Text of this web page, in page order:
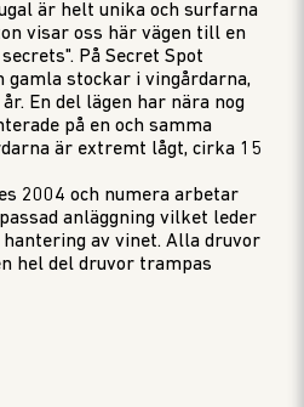
är helt unika och surfarna
visar oss här vägen till en
På Secret Spot
gamla stockar i vingårdarna,
En del lägen har nära nog
på en och samma
är extremt lågt, cirka 15
2004 och numera arbetar
anläggning vilket leder
av vinet. Alla druvor
hel del druvor trampas